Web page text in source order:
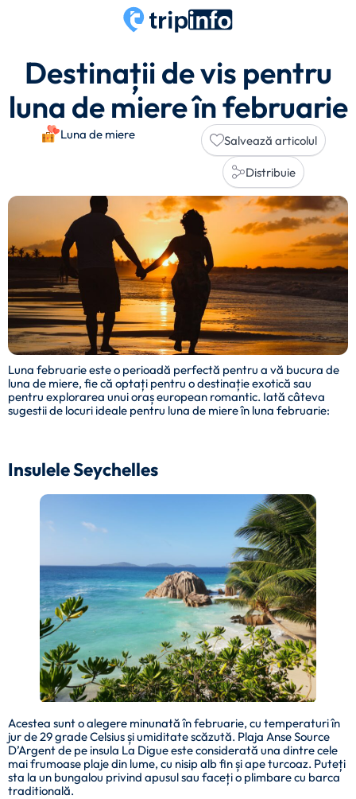
Destinații de vis pentru
luna de miere în februarie
Luna de miere Salvează articolul
Distribuie
Luna februarie este o perioadă perfectă pentru a vă bucura de
luna de miere, fie că optați pentru o destinație exotică sau
pentru explorarea unui oraș european romantic. Iată câteva
sugestii de locuri ideale pentru luna de miere în luna februarie:
Insulele Seychelles
Acestea sunt o alegere minunată în februarie, cu temperaturi în
jur de 29 grade Celsius și umiditate scăzută. Plaja Anse Source
D’Argent de pe insula La Digue este considerată una dintre cele
mai frumoase plaje din lume, cu nisip alb fin și ape turcoaz. Puteți
sta la un bungalou privind apusul sau faceți o plimbare cu barca
traditională.